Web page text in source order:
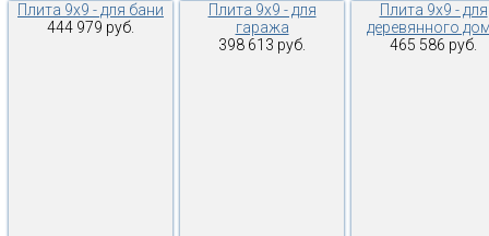
Плита 9х9 - для бани
444 979 руб.
Плита 9х9 - для
гаража
398 613 руб.
Плита 9х9 - для
деревянного
465 586 руб.